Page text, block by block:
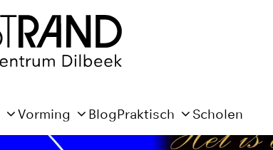
Vorming BlogPraktisch Scholen